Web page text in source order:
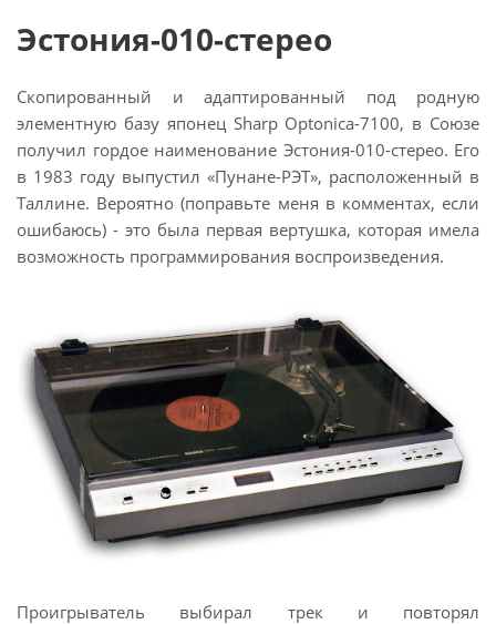
Эстония-010-стерео
Скопированный и адаптированный под родную
элементную базу японец Sharp Optonica-7100, в Союзе
получил гордое наименование Эстония-010-стерео. Его
в 1983 году выпустил «Пунане-РЭТ», расположенный в
Таллине. Вероятно (поправьте меня в комментах, если
ошибаюсь) - это была первая вертушка, которая имела
возможность программирования воспроизведения.
Проигрыватель выбирал трек и повторял